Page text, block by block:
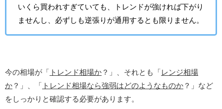
いくら買われすぎていても、トレンドが強ければ下がり
ませんし、必ずしも逆張りが通用するとも限りません。
今の相場が「 トレンド相場か ？」、それとも「 レンジ相場
か ？」、「 トレンド相場なら強弱はどのようなものか ？」など
をしっかりと確認する必要があります。